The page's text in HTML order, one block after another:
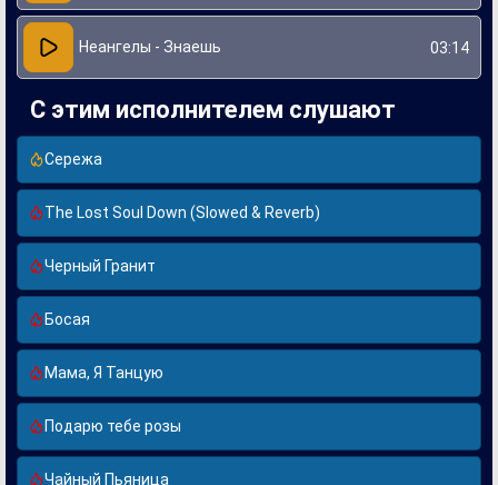
Неангелы - Знаешь 03:14
С этим исполнителем слушают
Сережа
The Lost Soul Down (Slowed & Reverb)
Черный Гранит
Босая
Мама, Я Танцую
Подарю тебе розы
Чайный Пьяница